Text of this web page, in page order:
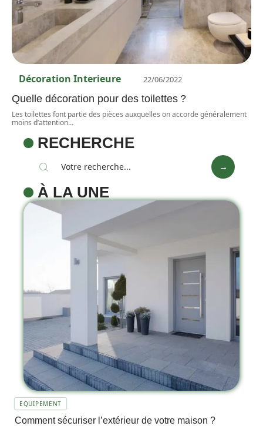
Décoration Interieure 22/06/2022
Quelle décoration pour des toilettes ?
Les toilettes font partie des pièces auxquelles on accorde généralement
moins d’attention…
RECHERCHE
À LA UNE
EQUIPEMENT
Comment sécuriser l’extérieur de votre maison ?